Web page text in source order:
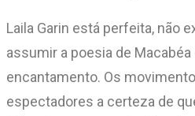
Laila Garin está perfeita, não
assumir a poesia de
encantamento. Os
espectadores a certeza de